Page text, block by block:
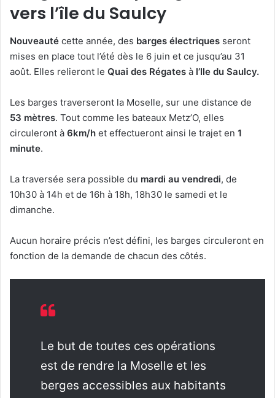
vers l’île du Saulcy
Nouveauté cette année, des barges électriques seront
mises en place tout l’été dès le 6 juin et ce jusqu’au 31
août. Elles relieront le Quai des Régates à l’Ile du Saulcy.
Les barges traverseront la Moselle, sur une distance de
53 mètres. Tout comme les bateaux Metz’O, elles
circuleront à 6km/h et effectueront ainsi le trajet en 1
minute.
La traversée sera possible du mardi au vendredi, de
10h30 à 14h et de 16h à 18h, 18h30 le samedi et le
dimanche.
Aucun horaire précis n’est défini, les barges circuleront en
fonction de la demande de chacun des côtés.
Le but de toutes ces opérations
est de rendre la Moselle et les
berges accessibles aux habitants